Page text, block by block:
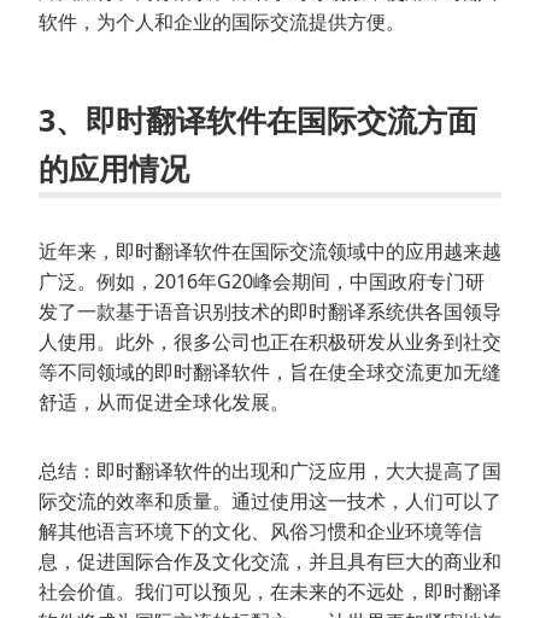
软件，为个人和企业的国际交流提供方便。
3、即时翻译软件在国际交流方面
的应用情况
近年来，即时翻译软件在国际交流领域中的应用越来越
广泛。例如，2016年G20峰会期间，中国政府专门研
发了一款基于语音识别技术的即时翻译系统供各国领导
人使用。此外，很多公司也正在积极研发从业务到社交
等不同领域的即时翻译软件，旨在使全球交流更加无缝
舒适，从而促进全球化发展。
总结：即时翻译软件的出现和广泛应用，大大提高了国
际交流的效率和质量。通过使用这一技术，人们可以了
解其他语言环境下的文化、风俗习惯和企业环境等信
息，促进国际合作及文化交流，并且具有巨大的商业和
社会价值。我们可以预见，在未来的不远处，即时翻译